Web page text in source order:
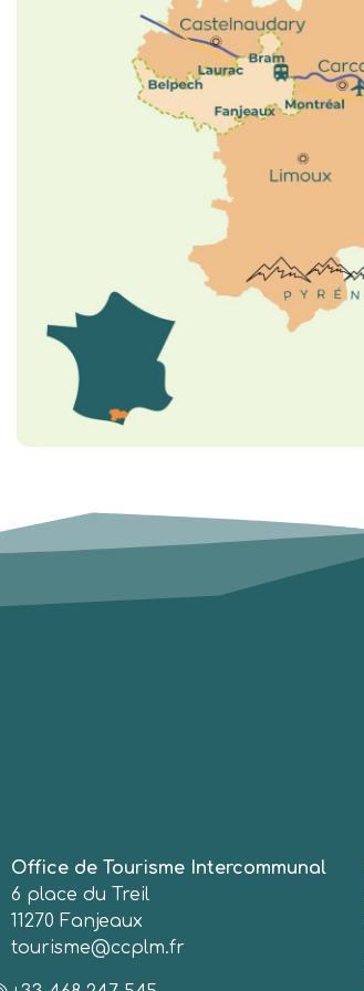
Office de Tourisme Intercommunal
6 place du Treil
11270 Fanjeaux
tourisme@ccplm.fr